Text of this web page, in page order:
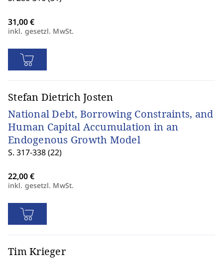
inkl. gesetzl. MwSt.
Stefan Dietrich Josten
National Debt, Borrowing Constraints, and
Human Capital Accumulation in an
Endogenous Growth Model
S. 317-338 (22)
inkl. gesetzl. MwSt.
Tim Krieger